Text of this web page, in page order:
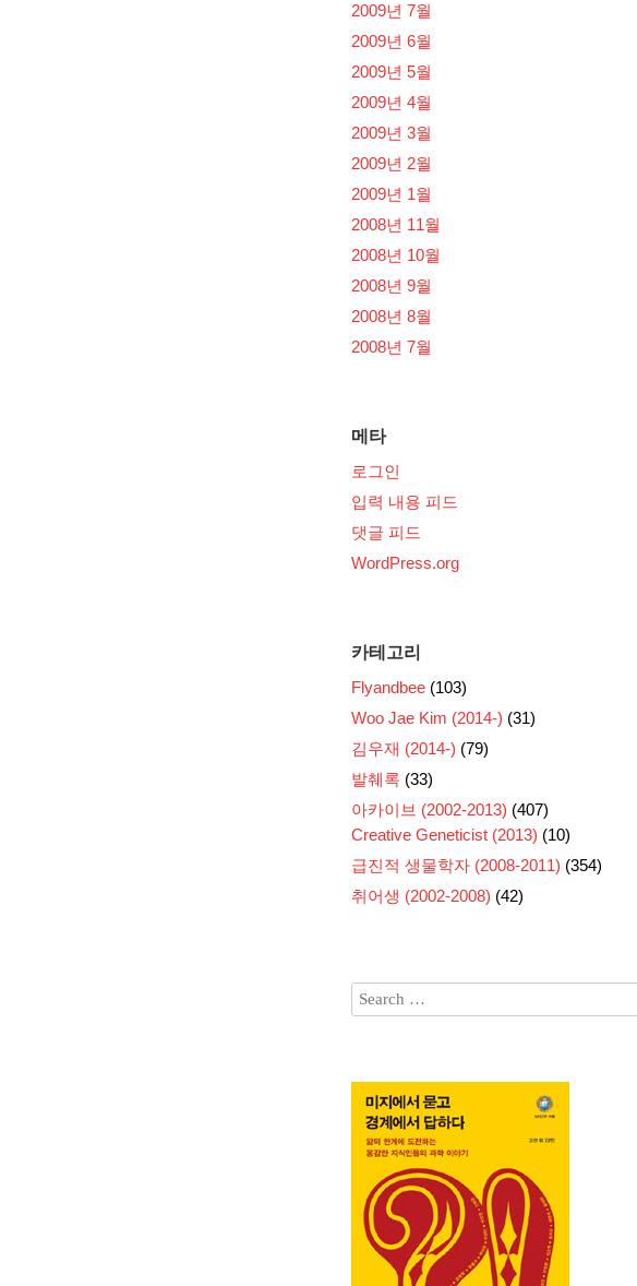
2009년 7월
2009년 6월
2009년 5월
2009년 4월
2009년 3월
2009년 2월
2009년 1월
2008년 11월
2008년 10월
2008년 9월
2008년 8월
2008년 7월
메타
로그인
입력 내용 피드
댓글 피드
WordPress.org
카테고리
Flyandbee (103)
Woo Jae Kim (2014-) (31)
김우재 (2014-) (79)
발췌록 (33)
아카이브 (2002-2013) (407)
Creative Geneticist (2013) (10)
급진적 생물학자 (2008-2011) (354)
취어생 (2002-2008) (42)